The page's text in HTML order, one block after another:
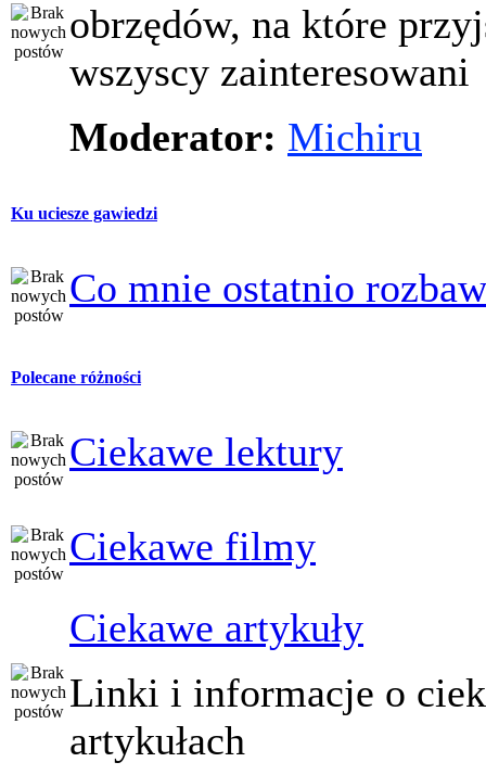
obrzędów, na które
wszyscy zainteresowani
Moderator: Michiru
Ku uciesze gawiedzi
Co mnie ostatnio
Polecane różności
Ciekawe lektury
Ciekawe filmy
Ciekawe artykuły
Linki i informacje o
artykułach